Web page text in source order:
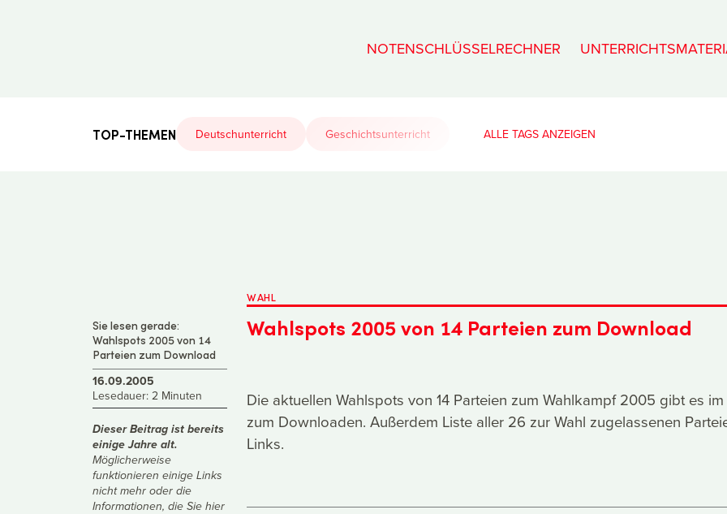
NOTENSCHLÜSSELRECHNER
TOP-THEMEN Deutschunterricht Geschichtsunterricht ALLE TAGS
Sie lesen gerade:
Wahlspots 2005 von 14
Parteien zum Download
16.09.2005
Lesedauer: 2 Minuten
Dieser Beitrag ist bereits
einige Jahre alt.
Möglicherweise
funktionieren einige Links
nicht mehr oder die
Informationen, die Sie hier
WAHL
Wahlspots 2005 von 14 Parteien zum Download
Die aktuellen Wahlspots von 14 Parteien zum Wahlkampf 2005 gibt es
zum Downloaden. Außerdem Liste aller 26 zur Wahl zugelassenen
Links.